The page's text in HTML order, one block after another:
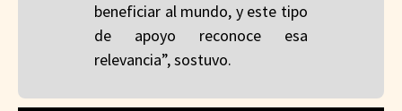
beneficiar al mundo, y este tipo
de apoyo reconoce esa
relevancia”, sostuvo.